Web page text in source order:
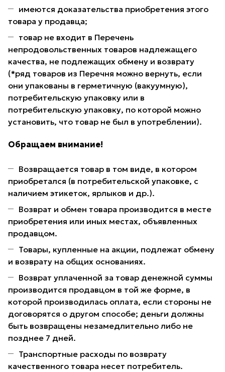
имеются доказательства приобретения этого
товара у продавца;
товар не входит в Перечень
непродовольственных товаров надлежащего
качества, не подлежащих обмену и возврату
(*ряд товаров из Перечня можно вернуть, если
они упакованы в герметичную (вакуумную),
потребительскую упаковку или в
потребительскую упаковку, по которой можно
установить, что товар не был в употреблении).
Обращаем внимание!
Возвращается товар в том виде, в котором
приобретался (в потребительской упаковке, с
наличием этикеток, ярлыков и др.).
Возврат и обмен товара производится в месте
приобретения или иных местах, объявленных
продавцом.
Товары, купленные на акции, подлежат обмену
и возврату на общих основаниях.
Возврат уплаченной за товар денежной суммы
производится продавцом в той же форме, в
которой производилась оплата, если стороны не
договорятся о другом способе; деньги должны
быть возвращены незамедлительно либо не
позднее 7 дней.
Транспортные расходы по возврату
качественного товара несет потребитель.